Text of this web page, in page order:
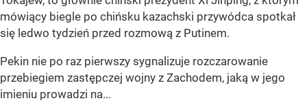
mówiący biegle po chińsku kazachski przywódca spotkał
się ledwo tydzień przed rozmową z Putinem.
Pekin nie po raz pierwszy sygnalizuje rozczarowanie
przebiegiem zastępczej wojny z Zachodem, jaką w jego
imieniu prowadzi na...